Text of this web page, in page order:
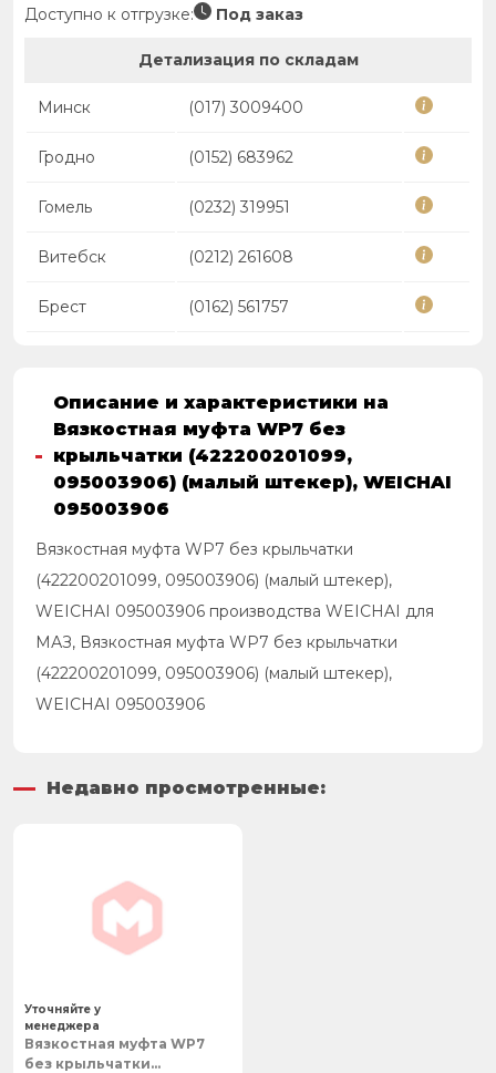
Доступно к отгрузке: Под заказ
Детализация по складам
Минск (017) 3009400
Гродно (0152) 683962
Гомель (0232) 319951
Витебск (0212) 261608
Брест (0162) 561757
Описание и характеристики на
Вязкостная муфта WP7 без
крыльчатки (422200201099,
095003906) (малый штекер), WEICHAI
095003906
Вязкостная муфта WP7 без крыльчатки
(422200201099, 095003906) (малый штекер),
WEICHAI 095003906 производства WEICHAI для
МАЗ, Вязкостная муфта WP7 без крыльчатки
(422200201099, 095003906) (малый штекер),
WEICHAI 095003906
Недавно просмотренные:
Вязкостная муфта WP7
без крыльчатки
Уточняйте у
менеджера